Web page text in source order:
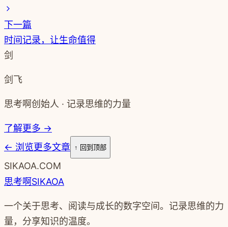
下一篇
时间记录，让生命值得
剑
剑飞
思考啊创始人 · 记录思维的力量
了解更多 →
← 浏览更多文章 ↑ 回到顶部
SIKAOA.COM
思考啊SIKAOA
一个关于思考、阅读与成长的数字空间。记录思维的力
量，分享知识的温度。